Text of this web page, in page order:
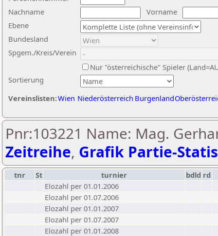
Nachname
Vorname
Ebene
Sortierung
Bundesland
Spgem./Kreis/Verein
Nur "österreichische" Spieler
Vereinslisten:Wien Niederösterreich Burgenland
Pnr:103221 Name: Mag.
Zeitreihe, Grafik Partie-
tnr St turnier bdld rd
Elozahl per 01.01.2006
Elozahl per 01.07.2006
Elozahl per 01.01.2007
Elozahl per 01.07.2007
Elozahl per 01.01.2008